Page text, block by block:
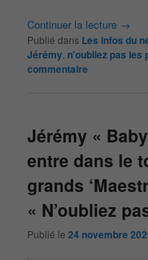
Continuer la lecture →
Publié dans Les infos du
Jérémy n'oubliez pas les
commentaire
Jérémy «
entre dans le
grands
« N’oubliez
Publié le24 novembre